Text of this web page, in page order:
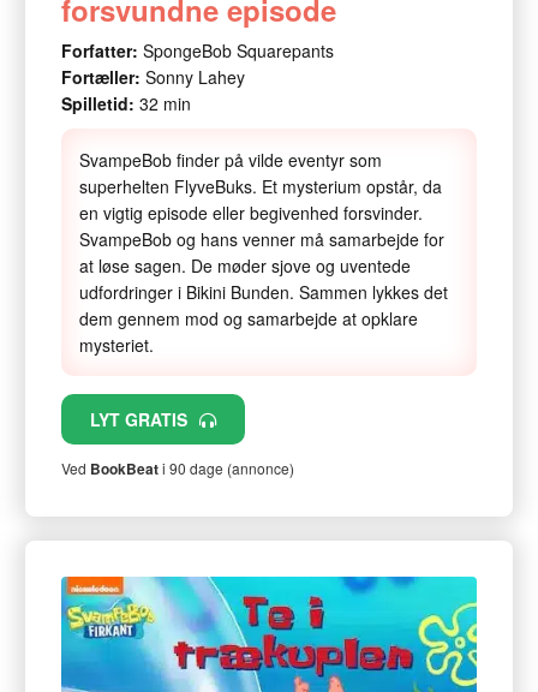
forsvundne episode
Forfatter: SpongeBob Squarepants
Fortæller: Sonny Lahey
Spilletid: 32 min
SvampeBob finder på vilde eventyr som
superhelten FlyveBuks. Et mysterium opstår, da
en vigtig episode eller begivenhed forsvinder.
SvampeBob og hans venner må samarbejde for
at løse sagen. De møder sjove og uventede
udfordringer i Bikini Bunden. Sammen lykkes det
dem gennem mod og samarbejde at opklare
mysteriet.
LYT GRATIS
Ved BookBeati 90 dage (annonce)